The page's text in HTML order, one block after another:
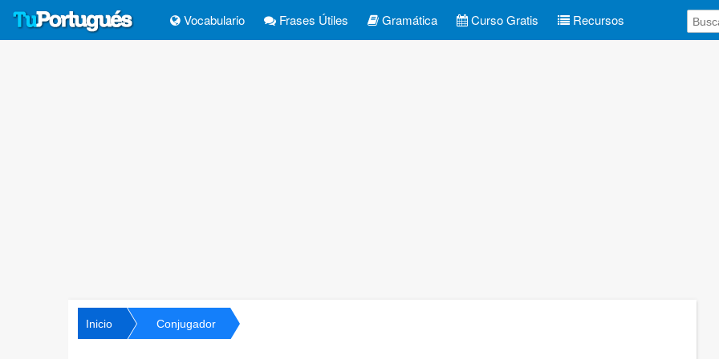
Vocabulario Frases Útiles Gramática Curso Gratis Recursos
Inicio Conjugador